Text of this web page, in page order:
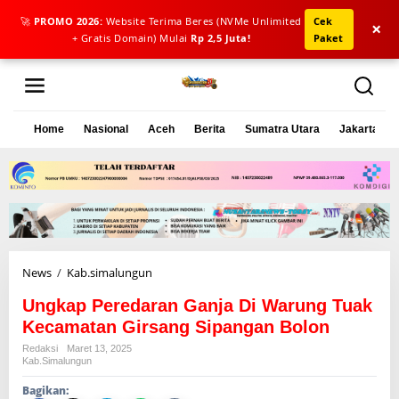
🚀 PROMO 2026: Website Terima Beres (NVMe Unlimited
+ Gratis Domain) Mulai Rp 2,5 Juta!
Cek
Paket
×
L
Home Nasional Aceh Berita Sumatra Utara Jakarta
News / Kab.simalungun
g
k
P
Ungkap Peredaran Ganja Di Warung Tuak
Kecamatan Girsang Sipangan Bolon
Redaksi
Maret 13, 2025
Kab.simalungun
Bagikan: